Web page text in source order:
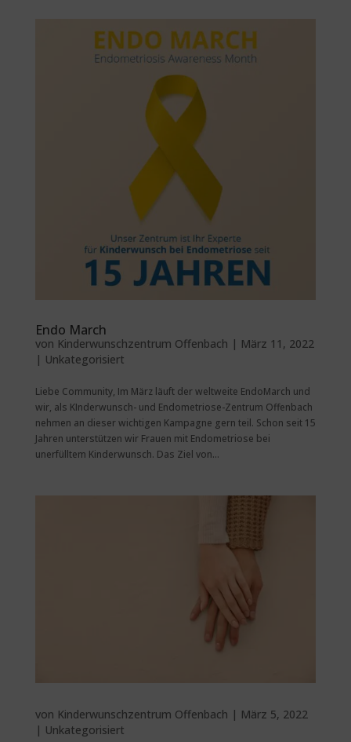
Endo March
von Kinderwunschzentrum Offenbach | März 11, 2022
| Unkategorisiert
Liebe Community, Im März läuft der weltweite EndoMarch und
wir, als KInderwunsch- und Endometriose-Zentrum Offenbach
nehmen an dieser wichtigen Kampagne gern teil. Schon seit 15
Jahren unterstützen wir Frauen mit Endometriose bei
unerfülltem Kinderwunsch. Das Ziel von...
von Kinderwunschzentrum Offenbach | März 5, 2022
| Unkategorisiert